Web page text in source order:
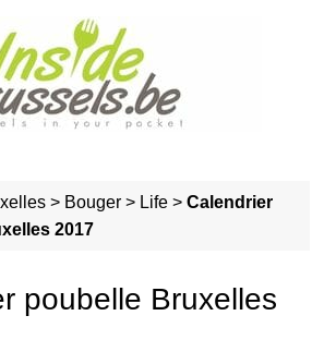
> Bouger> Life> Calendrier
2017
poubelle Bruxelles